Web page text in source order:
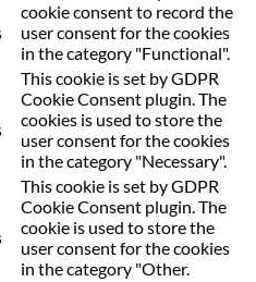
cookie consent to record the
user consent for the cookies
in the category "Functional".
This cookie is set by GDPR
Cookie Consent plugin. The
cookies is used to store the
user consent for the cookies
in the category "Necessary".
This cookie is set by GDPR
Cookie Consent plugin. The
cookie is used to store the
user consent for the cookies
in the category "Other.